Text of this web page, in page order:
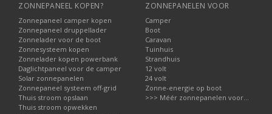
Waarom is een omschakelautomaat nodig?
Om automatisch te wisselen tussen stroombronnen zonder
onderbreking en zonder risico voor apparatuur.
Wat is het voordeel van een verdeelrail?
Een overzichtelijke en veilige manier om meerdere apparaten
van stroom te voorzien vanuit één punt.
ZONNEPANEEL KOPEN?
Zonnepaneel camper kopen
Zonnepaneel druppellader
Zonnelader voor de boot
Zonnesysteem kopen
Zonnelader kopen powerbank
Daglichtpaneel voor de camper
Solar zonnepanelen
Zonnepaneel systeem off-grid
Thuis stroom opslaan
Thuis stroom opwekken
ZONNEPANELEN VOOR
Camper
Boot
Caravan
Tuinhuis
Strandhuis
12 volt
24 volt
Zonne-energie op boot
>>> Méér zonnepanelen voor...